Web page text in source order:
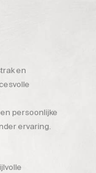
en
persoonlijke
ervaring.